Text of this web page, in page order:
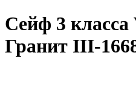
Сейф 3
Гранит III-